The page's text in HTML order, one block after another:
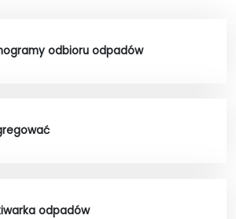
odbioru odpadów
odpadów